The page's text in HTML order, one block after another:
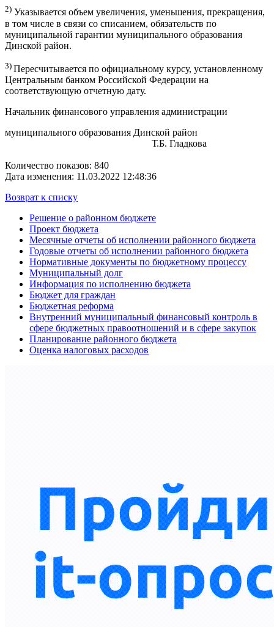
2) Указывается объем увеличения, уменьшения, прекращения,
в том числе в связи со списанием, обязательств по
муниципальной гарантии муниципального образования
Динской район.
3) Пересчитывается по официальному курсу, установленному
Центральным банком Российской Федерации на
соответствующую отчетную дату.
Начальник финансового управления администрации
муниципального образования Динской район
Т.Б. Гладкова
Количество показов: 840
Дата изменения: 11.03.2022 12:48:36
Возврат к списку
Решение о районном бюджете
Проект бюджета
Месячные отчеты об исполнении районного бюджета
Годовые отчеты об исполнении районного бюджета
Нормативные документы по бюджетному процессу
Муниципальный долг
Информация по исполнению бюджета
Бюджет для граждан
Бюджетная реформа
Внутренний муниципальный финансовый контроль в
сфере бюджетных правоотношений и в сфере закупок
Планирование районного бюджета
Оценка налоговых расходов